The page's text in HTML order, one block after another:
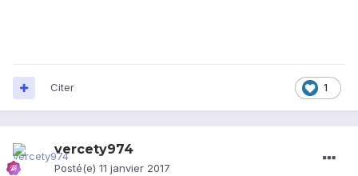
1
Citer
vercety974
Posté(e) 11 janvier 2017